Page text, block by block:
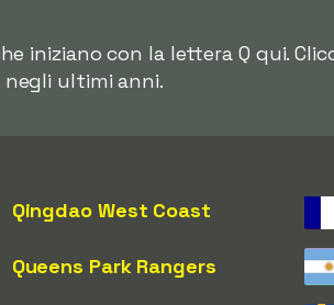
iniziano con la lettera Q qui.
negli ultimi anni.
Qingdao West Coast
Queens Park Rangers